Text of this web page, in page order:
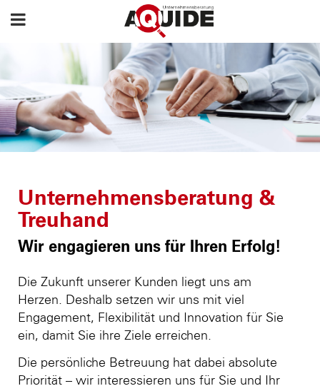
Unternehmensberatung &
Treuhand
Wir engagieren uns für Ihren Erfolg!
Die Zukunft unserer Kunden liegt uns am
Herzen. Deshalb setzen wir uns mit viel
Engagement, Flexibilität und Innovation für Sie
ein, damit Sie ihre Ziele erreichen.
Die persönliche Betreuung hat dabei absolute
Priorität – wir interessieren uns für Sie und Ihr